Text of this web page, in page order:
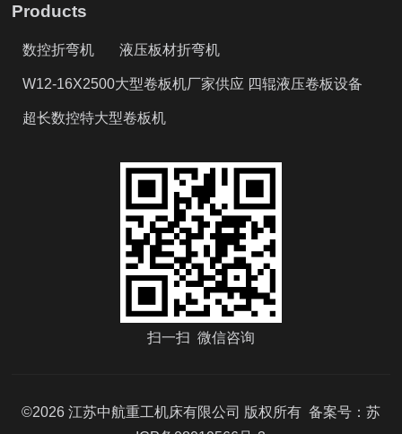
Products
数控折弯机 液压板材折弯机
W12-16X2500大型卷板机厂家供应 四辊液压卷板设备
超长数控特大型卷板机
扫一扫 微信咨询
©2026 江苏中航重工机床有限公司 版权所有 备案号： 苏